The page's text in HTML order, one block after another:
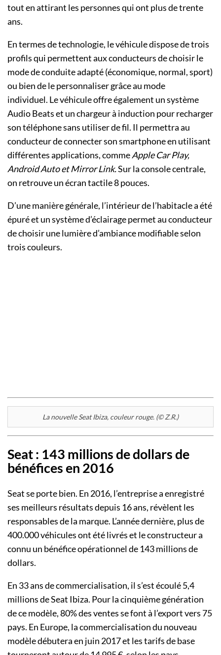
tout en attirant les personnes qui ont plus de trente
ans.
En termes de technologie, le véhicule dispose de trois
profils qui permettent aux conducteurs de choisir le
mode de conduite adapté (économique, normal, sport)
ou bien de le personnaliser grâce au mode
individuel. Le véhicule offre également un système
Audio Beats et un chargeur à induction pour recharger
son téléphone sans utiliser de fil. Il permettra au
conducteur de connecter son smartphone en utilisant
différentes applications, commeApple Car Play,
Android Auto et Mirror Link.Sur la console centrale,
on retrouve un écran tactile 8 pouces.
D’une manière générale, l’intérieur de l’habitacle a été
épuré et un système d’éclairage permet au conducteur
de choisir une lumière d’ambiance modifiable selon
trois couleurs.
La nouvelle Seat Ibiza, couleur rouge. (© Z.R.)
Seat : 143 millions de dollars de
bénéfices en 2016
Seat se porte bien. En 2016, l’entreprise a enregistré
ses meilleurs résultats depuis 16 ans, révèlent les
responsables de la marque. L’année dernière, plus de
400.000 véhicules ont été livrés et le constructeur a
connu un bénéfice opérationnel de 143 millions de
dollars.
En 33 ans de commercialisation, il s’est écoulé 5,4
millions de Seat Ibiza. Pour la cinquième génération
de ce modèle, 80% des ventes se font à l’export vers 75
pays. En Europe, la commercialisation du nouveau
modèle débutera en juin 2017 et les tarifs de base